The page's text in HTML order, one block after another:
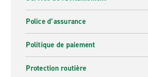
Police d’assurance
Politique de paiement
Protection routière